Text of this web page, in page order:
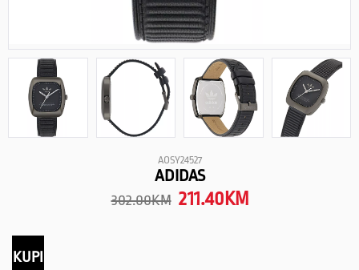
AOSY24527
ADIDAS
302.00KM 211.40 KM
KUPI